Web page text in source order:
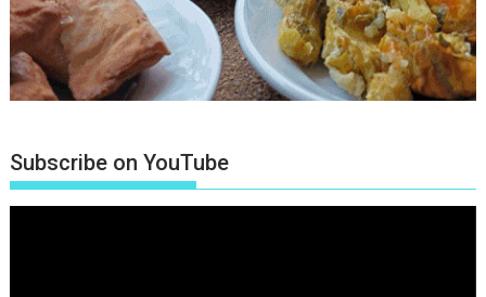
Subscribe on YouTube